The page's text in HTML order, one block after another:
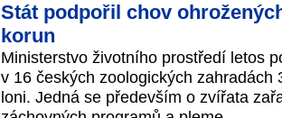
Stát podpořil chov
korun
Ministerstvo životního prostředí letos
v 16 českých zoologických
loni. Jedná se především o zvířata